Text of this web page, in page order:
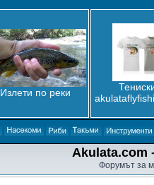
Излети по реки
Akulata.com
Форумът за